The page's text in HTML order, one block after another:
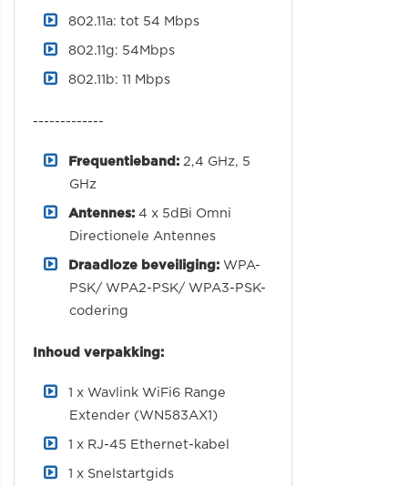
802.11a: tot 54 Mbps
802.11g: 54Mbps
802.11b: 11 Mbps
-------------
Frequentieband: 2,4 GHz, 5
GHz
Antennes: 4 x 5dBi Omni
Directionele Antennes
Draadloze beveiliging: WPA-
PSK/ WPA2-PSK/ WPA3-PSK-
codering
Inhoud verpakking:
1 x Wavlink WiFi6 Range
Extender (WN583AX1)
1 x RJ-45 Ethernet-kabel
1 x Snelstartgids